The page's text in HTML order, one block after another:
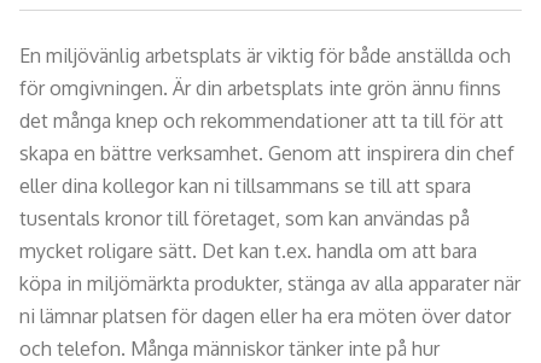
En miljövänlig arbetsplats är viktig för både anställda och
för omgivningen. Är din arbetsplats inte grön ännu finns
det många knep och rekommendationer att ta till för att
skapa en bättre verksamhet. Genom att inspirera din chef
eller dina kollegor kan ni tillsammans se till att spara
tusentals kronor till företaget, som kan användas på
mycket roligare sätt. Det kan t.ex. handla om att bara
köpa in miljömärkta produkter, stänga av alla apparater när
ni lämnar platsen för dagen eller ha era möten över dator
och telefon. Många människor tänker inte på hur